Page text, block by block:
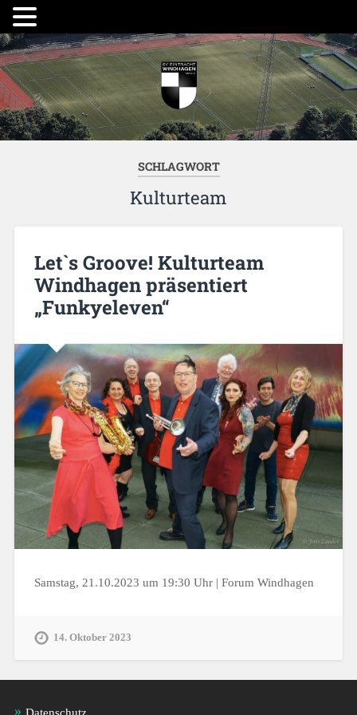
SCHLAGWORT
Kulturteam
Let`s Groove! Kulturteam
Windhagen präsentiert
„Funkyeleven“
Samstag, 21.10.2023 um 19:30 Uhr | Forum Windhagen
14. Oktober 2023